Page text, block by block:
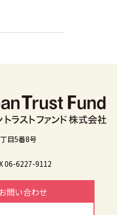
目5番8号
06-6227-9112
問い合わせ